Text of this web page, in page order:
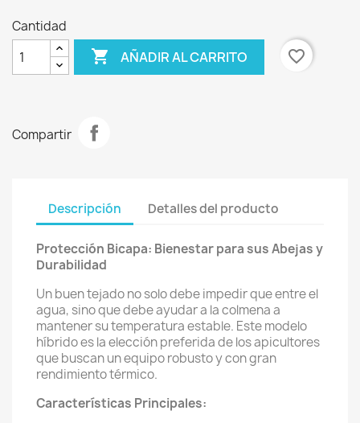
Cantidad
 AÑADIR AL CARRITO favorite_border
Compartir
Descripción Detalles del producto
Protección Bicapa: Bienestar para sus Abejas y
Durabilidad
Un buen tejado no solo debe impedir que entre el
agua, sino que debe ayudar a la colmena a
mantener su temperatura estable. Este modelo
híbrido es la elección preferida de los apicultores
que buscan un equipo robusto y con gran
rendimiento térmico.
Características Principales: